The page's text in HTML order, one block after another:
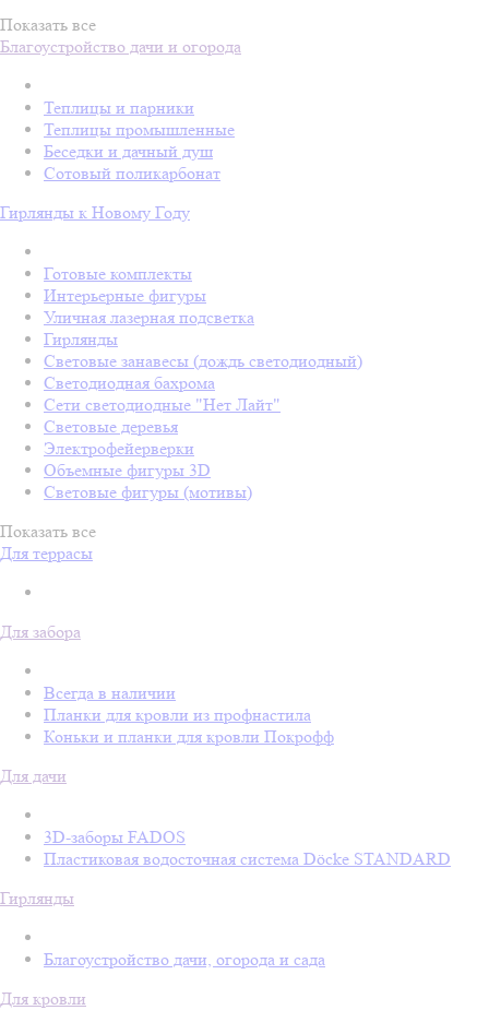
Показать все
Благоустройство дачи и огорода
Теплицы и парники
Теплицы промышленные
Беседки и дачный душ
Сотовый поликарбонат
Гирлянды к Новому Году
Готовые комплекты
Интерьерные фигуры
Уличная лазерная подсветка
Гирлянды
Световые занавесы (дождь светодиодный)
Светодиодная бахрома
Сети светодиодные "Нет Лайт"
Световые деревья
Электрофейерверки
Объемные фигуры 3D
Световые фигуры (мотивы)
Показать все
Для террасы
Для забора
Всегда в наличии
Планки для кровли из профнастила
Коньки и планки для кровли Покрофф
Для дачи
3D-заборы FADOS
Пластиковая водосточная система Döcke STANDARD
Гирлянды
Благоустройство дачи, огорода и сада
Для кровли